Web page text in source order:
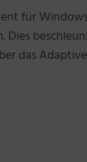
für
das